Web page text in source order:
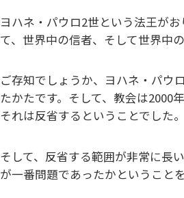
ヨハネ・パウロ2世という法王が
て、世界中の信者、そして世界中
ご存知でしょうか、ヨハネ・パウ
たかたです。そして、教会は2000
それは反省するということでした。
そして、反省する範囲が非常に長
が一番問題であったかということ